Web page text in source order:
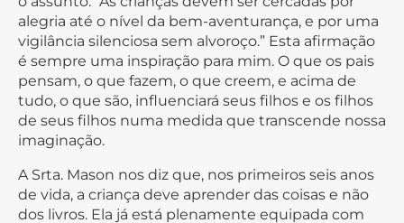
alegria até o nível da bem-aventurança, e por uma
vigilância silenciosa sem alvoroço.” Esta afirmação
é sempre uma inspiração para mim. O que os pais
pensam, o que fazem, o que creem, e acima de
tudo, o que são, influenciará seus filhos e os filhos
de seus filhos numa medida que transcende nossa
imaginação.
A Srta. Mason nos diz que, nos primeiros seis anos
de vida, a criança deve aprender das coisas e não
dos livros. Ela já está plenamente equipada com